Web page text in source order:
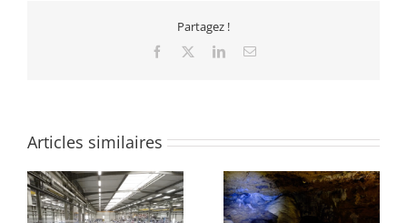
Partagez !
Facebook LinkedIn
Articles similaires